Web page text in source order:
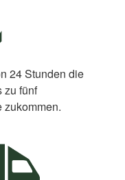
24 Stunden die
zu fünf
zukommen.